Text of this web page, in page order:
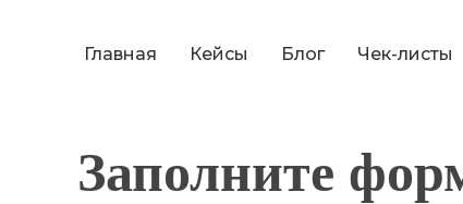
Главная Кейсы Блог Чек-листы
Заполните